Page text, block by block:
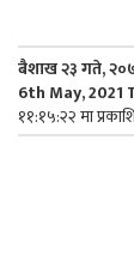
बैशाख २३ गते,
6th May, 2021
११:१५:२२ मा